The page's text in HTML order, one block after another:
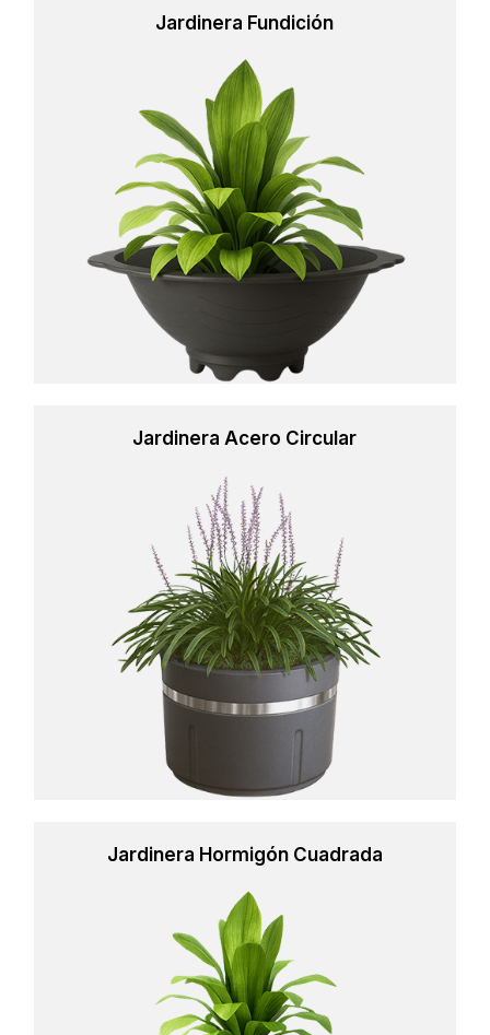
Jardinera Fundición
Learn
more
Jardinera Acero Circular
Learn
more
Jardinera Hormigón Cuadrada
Learn
more